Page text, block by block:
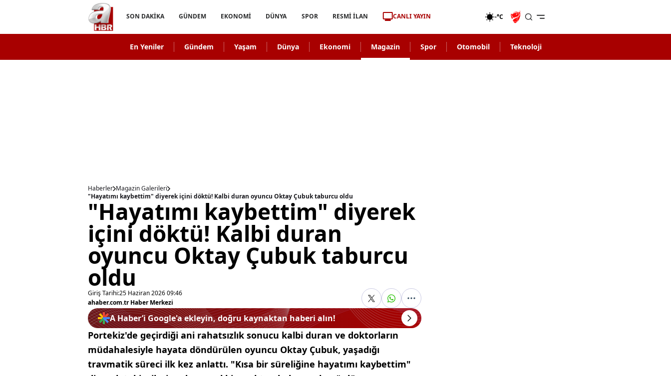
SON DAKİKA GÜNDEM EKONOMİ DÜNYA SPOR RESMİ İLAN CANLI YAYIN -°C
En Yeniler Gündem Yaşam Dünya Ekonomi Magazin Spor Otomobil Teknoloji
Haberler Magazin Galerileri
"Hayatımı kaybettim" diyerek içini döktü! Kalbi duran oyuncu Oktay Çubuk taburcu oldu
"Hayatımı kaybettim" diyerek
içini döktü! Kalbi duran
oyuncu Oktay Çubuk taburcu
oldu
Giriş Tarihi:25 Haziran 2026 09:46
ahaber.com.tr Haber Merkezi
A Haber’i Google'a ekleyin, doğru kaynaktan haberi alın!
Portekiz'de geçirdiği ani rahatsızlık sonucu kalbi duran ve doktorların
müdahalesiyle hayata döndürülen oyuncu Oktay Çubuk, yaşadığı
travmatik süreci ilk kez anlattı. "Kısa bir süreliğine hayatımı kaybettim"